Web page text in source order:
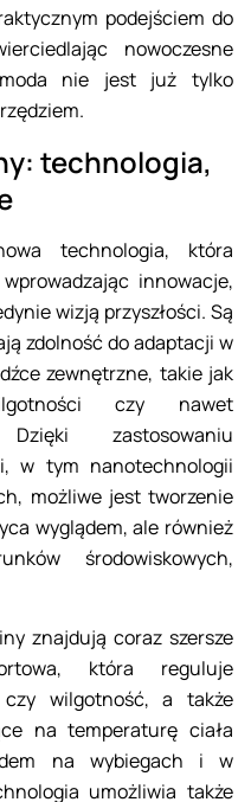
podejściem do
nowoczesne
nie jest już tylko
technologia,
technologia, która
innowacje,
wizją przyszłości. Są
zdolność do adaptacji w
zewnętrzne, takie jak
czy nawet
zastosowaniu
w tym nanotechnologii
możliwe jest tworzenie
wyglądem, ale również
środowiskowych,
znajdują coraz szersze
która reguluje
czy wilgotność, a także
na temperaturę ciała
na wybiegach i w
umożliwia także